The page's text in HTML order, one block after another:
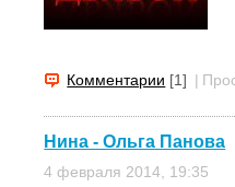
Комментарии [1] |
Нина - Ольга Панова
4 февраля 2014, 19:35